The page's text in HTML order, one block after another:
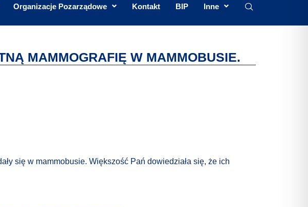
Organizacje Pozarządowe Kontakt BIP Inne
MAMMOGRAFIĘ W MAMMOBUSIE.
się w mammobusie. Większość Pań dowiedziała się, że ich